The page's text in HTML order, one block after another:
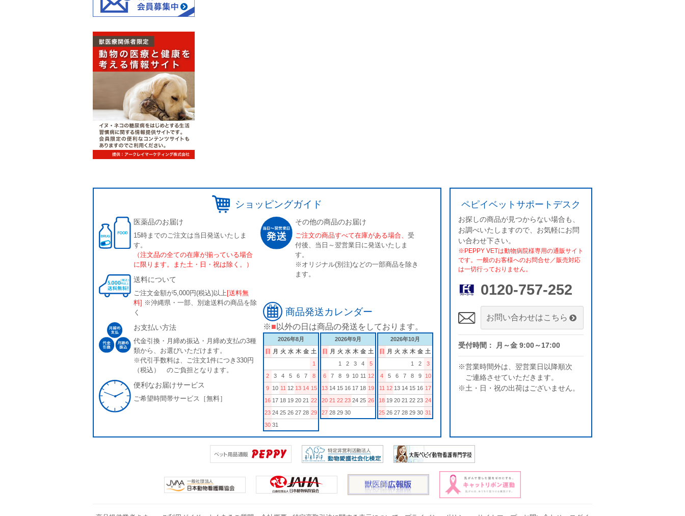
ショッピングガイド
医薬品のお届け
15時までのご注文は当日発送いたしま
す。
（注文品の全ての在庫が揃っている場合
に限ります。また土・日・祝は除く。）
送料について
ご注文金額が5,000円(税込)以上 [送料無
料] ※沖縄県・一部、別途送料の商品を除
く
お支払い方法
代金引換・月締め振込・月締め支払の3種
類から、お選びいただけます。
※代引手数料は、ご注文1件につき330円
（税込） のご負担となります。
便利なお届けサービス
ご希望時間帯サービス［無料］
その他の商品のお届け
ご注文の商品すべて在庫がある場合、 受
付後、当日～翌営業日に発送いたしま
す。
※オリジナル(別注)などの一部商品を除き
ます。
商品発送カレンダー
※■以外の日は商品の発送をしております。
2026年8月
日 月 火 水 木 金 土
1
2
3 4 5 6 7
8
9 10 11 12 13 14 15
16 17 18 19 20 21 22
23 24 25 26 27 28 29
30 31
2026年9月
日 月 火 水 木 金 土
1
2 3 4
5
6
7 8 9 10 11 12
13 14 15 16 17 18 19
20 21 22 23 24 25 26
27 28 29 30
2026年10月
日 月 火 水 木 金 土
1
2
3
4
5 6 7 8 9
10
11 12 13 14 15 16 17
18 19 20 21 22 23 24
25 26 27 28 29 30 31
ペピイベットサポートデスク
お探しの商品が見つからない場合も、
お調べいたしますので、お気軽にお問
い合わせ下さい。
※PEPPY VETは動物病院様専用の通販サイト
です。一般のお客様へのお問合せ／販売対応
は一切行っておりません。
0120-757-252
お問い合わせはこちら
受付時間： 月～金 9:00～17:00
※営業時間外は、翌営業日以降順次
ご連絡させていただきます。
※土・日・祝の出荷はございません。